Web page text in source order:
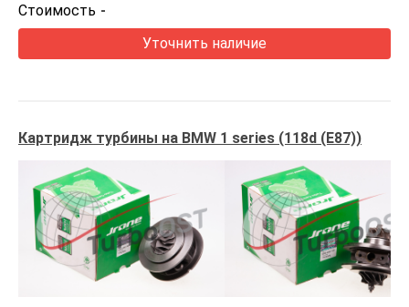
Стоимость -
Уточнить наличие
Картридж турбины на BMW 1 series (118d (E87))